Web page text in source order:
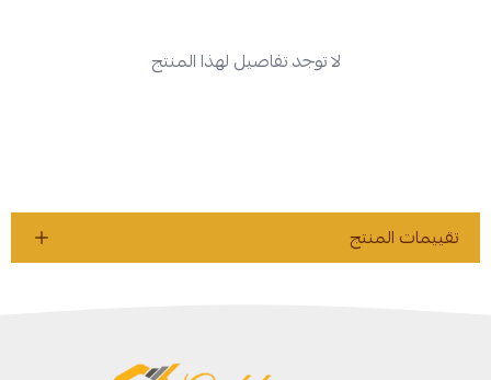
لا توجد تفاصيل لهذا المنتج
تقييمات المنتج